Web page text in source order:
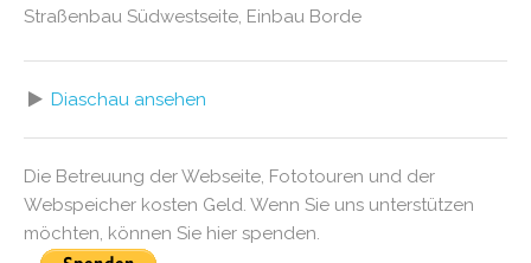
Straßenbau Südwestseite, Einbau Borde
Diaschau ansehen
Die Betreuung der Webseite, Fototouren und der
Webspeicher kosten Geld. Wenn Sie uns unterstützen
möchten, können Sie hier spenden.